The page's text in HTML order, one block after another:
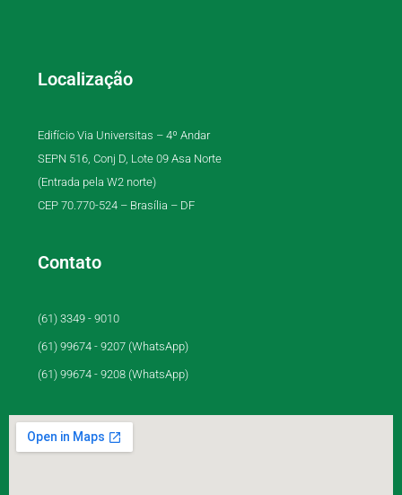
Localização
Edifício Via Universitas – 4º Andar
SEPN 516, Conj D, Lote 09 Asa Norte
(Entrada pela W2 norte)
CEP 70.770-524 – Brasília – DF
Contato
(61) 3349 - 9010
(61) 99674 - 9207 (WhatsApp)
(61) 99674 - 9208 (WhatsApp)